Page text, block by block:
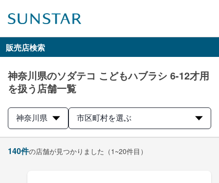
販売店検索
神奈川県のソダテコ こどもハブラシ 6-12才用
を扱う店舗一覧
神奈川県 市区町村を選ぶ
140件の店舗が見つかりました （1~20件目）